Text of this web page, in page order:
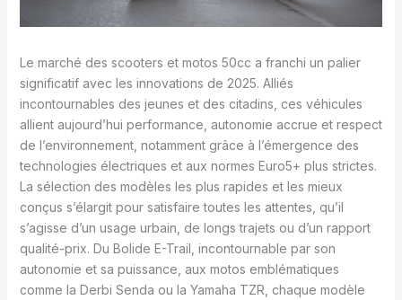
Le marché des scooters et motos 50cc a franchi un palier
significatif avec les innovations de 2025. Alliés
incontournables des jeunes et des citadins, ces véhicules
allient aujourd’hui performance, autonomie accrue et respect
de l’environnement, notamment grâce à l’émergence des
technologies électriques et aux normes Euro5+ plus strictes.
La sélection des modèles les plus rapides et les mieux
conçus s’élargit pour satisfaire toutes les attentes, qu’il
s’agisse d’un usage urbain, de longs trajets ou d’un rapport
qualité-prix. Du Bolide E-Trail, incontournable par son
autonomie et sa puissance, aux motos emblématiques
comme la Derbi Senda ou la Yamaha TZR, chaque modèle